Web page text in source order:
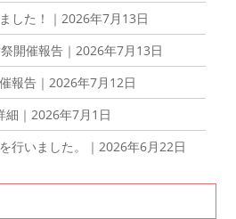
した！｜2026年7月13日
開催報告｜2026年7月13日
報告｜2026年7月12日
細｜2026年7月1日
行いました。｜2026年6月22日